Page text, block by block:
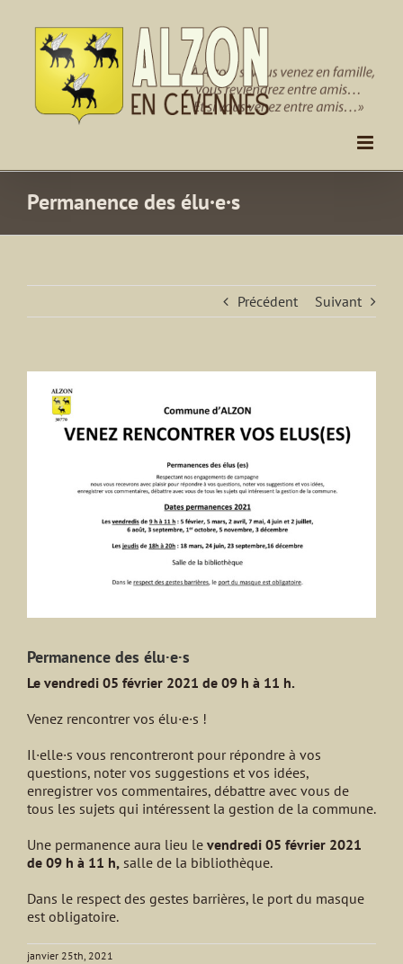
contenu
Permanence des élu·e·s
Précédent Suivant
l'image
agrandie
Permanence des élu·e·s
Le vendredi 05 février 2021 de 09 h à 11 h.
Venez rencontrer vos élu·e·s !
Il·elle·s vous rencontreront pour répondre à vos
questions, noter vos suggestions et vos idées,
enregistrer vos commentaires, débattre avec vous de
tous les sujets qui intéressent la gestion de la commune.
Une permanence aura lieu le vendredi 05 février 2021
de 09 h à 11 h, salle de la bibliothèque.
Dans le respect des gestes barrières, le port du masque
est obligatoire.
janvier 25th, 2021